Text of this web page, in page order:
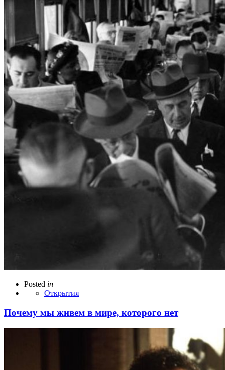
Posted in
Открытия
Почему мы живем в мире, которого нет